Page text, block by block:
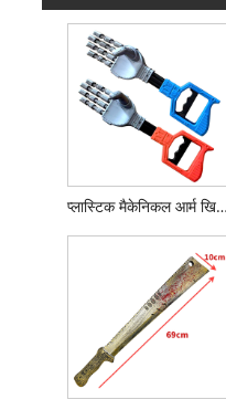
प्लास्टिक मैकेनिकल आर्म खिलौना